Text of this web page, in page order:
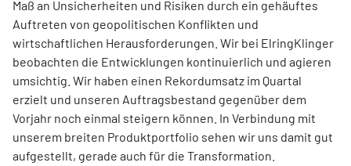
Maß an Unsicherheiten und Risiken durch ein gehäuftes
Auftreten von geopolitischen Konflikten und
wirtschaftlichen Herausforderungen. Wir bei ElringKlinger
beobachten die Entwicklungen kontinuierlich und agieren
umsichtig. Wir haben einen Rekordumsatz im Quartal
erzielt und unseren Auftragsbestand gegenüber dem
Vorjahr noch einmal steigern können. In Verbindung mit
unserem breiten Produktportfolio sehen wir uns damit gut
aufgestellt, gerade auch für die Transformation.